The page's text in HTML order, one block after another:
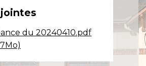
du 20240410.pdf